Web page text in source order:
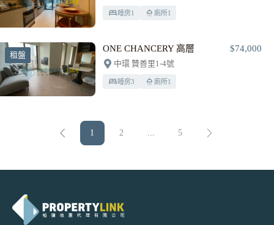
睡房1 廁所1
租盤
ONE CHANCERY 高層 $74,000
中環 贊善里1-4號
睡房3 廁所1
1 2 ... 5